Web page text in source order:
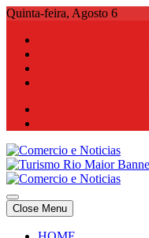
Skip
content
Quinta-feira, Agosto 6
Comercio e Noticias
Notícias e Publicidade Online
Comercio e Noticias
Notícias e Publicidade Online
Close Menu